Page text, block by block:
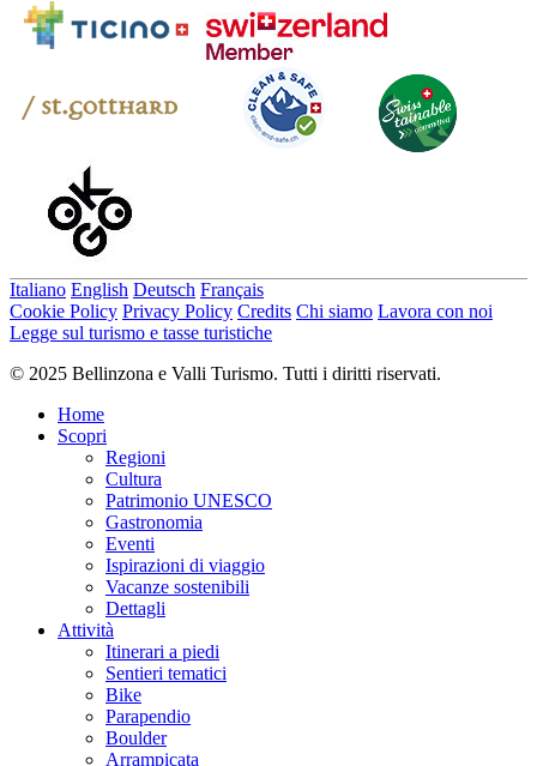
Italiano English Deutsch Français
Cookie Policy Privacy Policy Credits Chi siamo Lavora con noi
Legge sul turismo e tasse turistiche
© 2025 Bellinzona e Valli Turismo. Tutti i diritti riservati.
Home
Scopri
Regioni
Cultura
Patrimonio UNESCO
Gastronomia
Eventi
Ispirazioni di viaggio
Vacanze sostenibili
Dettagli
Attività
Itinerari a piedi
Sentieri tematici
Bike
Parapendio
Boulder
Arrampicata